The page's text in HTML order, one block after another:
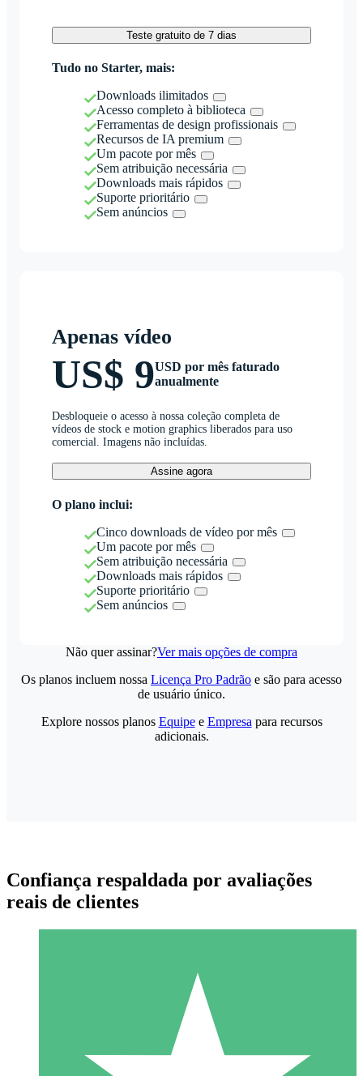
Teste gratuito de 7 dias
Tudo no Starter, mais:
Downloads ilimitados
Acesso completo à biblioteca
Ferramentas de design profissionais
Recursos de IA premium
Um pacote por mês
Sem atribuição necessária
Downloads mais rápidos
Suporte prioritário
Sem anúncios
Apenas vídeo
US$ 9USD por mês faturado
anualmente
Desbloqueie o acesso à nossa coleção completa de
vídeos de stock e motion graphics liberados para uso
comercial. Imagens não incluídas.
Assine agora
O plano inclui:
Cinco downloads de vídeo por mês
Um pacote por mês
Sem atribuição necessária
Downloads mais rápidos
Suporte prioritário
Sem anúncios
Não quer assinar?Ver mais opções de compra
Pacotes de Créditos Individuais
Pague conforme o uso com créditos de download. Sem
Os planos incluem nossa Licença Pro Padrão e são para acesso
de usuário único.
Explore nossos planos Equipee Empresa para recursos
adicionais.
Confiança respaldada por avaliações
reais de clientes